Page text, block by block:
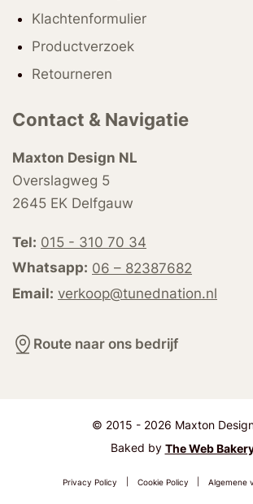
Klachtenformulier
Productverzoek
Retourneren
Contact & Navigatie
Maxton Design NL
Overslagweg 5
2645 EK Delfgauw
Tel: 015 - 310 70 34
Whatsapp: 06 – 82387682
Email: verkoop@tunednation.nl
Route naar ons bedrijf
© 2015 - 2026 Maxton
Baked by The Web
Privacy Policy Cookie Policy Algemene